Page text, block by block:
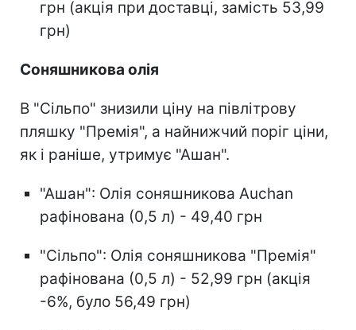
грн (акція при доставці, замість 53,99
грн)
Соняшникова олія
В "Сільпо" знизили ціну на півлітрову
пляшку "Премія", а найнижчий поріг ціни,
як і раніше, утримує "Ашан".
"Ашан": Олія соняшникова Auchan
рафінована (0,5 л) - 49,40 грн
"Сільпо": Олія соняшникова "Премія"
рафінована (0,5 л) - 52,99 грн (акція
-6%, було 56,49 грн)